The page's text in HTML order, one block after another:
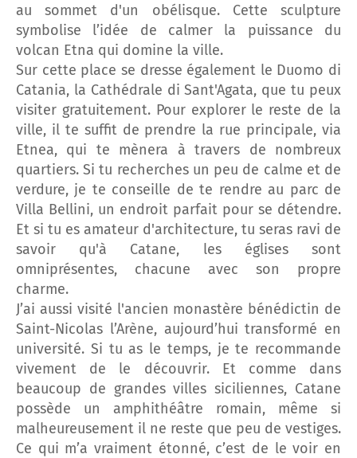
au sommet d'un obélisque. Cette sculpture
symbolise l’idée de calmer la puissance du
volcan Etna qui domine la ville.
Sur cette place se dresse également le Duomo di
Catania, la Cathédrale di Sant'Agata, que tu peux
visiter gratuitement. Pour explorer le reste de la
ville, il te suffit de prendre la rue principale, via
Etnea, qui te mènera à travers de nombreux
quartiers. Si tu recherches un peu de calme et de
verdure, je te conseille de te rendre au parc de
Villa Bellini, un endroit parfait pour se détendre.
Et si tu es amateur d'architecture, tu seras ravi de
savoir qu'à Catane, les églises sont
omniprésentes, chacune avec son propre
charme.
J’ai aussi visité l'ancien monastère bénédictin de
Saint-Nicolas l’Arène, aujourd’hui transformé en
université. Si tu as le temps, je te recommande
vivement de le découvrir. Et comme dans
beaucoup de grandes villes siciliennes, Catane
possède un amphithéâtre romain, même si
malheureusement il ne reste que peu de vestiges.
Ce qui m’a vraiment étonné, c’est de le voir en